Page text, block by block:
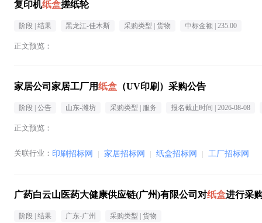
复印机纸盒搓纸轮
阶段 | 结果 黑龙江-佳木斯 采购类型 | 货物 中标金额 | 235.00
正文预览：
家居公司家居工厂用纸盒 （UV印刷）采购公告
阶段 | 公告 山东-潍坊 采购类型 | 服务 报名截止时间 | 2026-08-08
正文预览：
关联行业： 印刷招标网 | 家居招标网 | 纸盒招标网 | 工厂招标网
广药白云山医药大健康供应链(广州)有限公司对纸盒进行采
阶段 | 结果 广东-广州 采购类型 | 货物